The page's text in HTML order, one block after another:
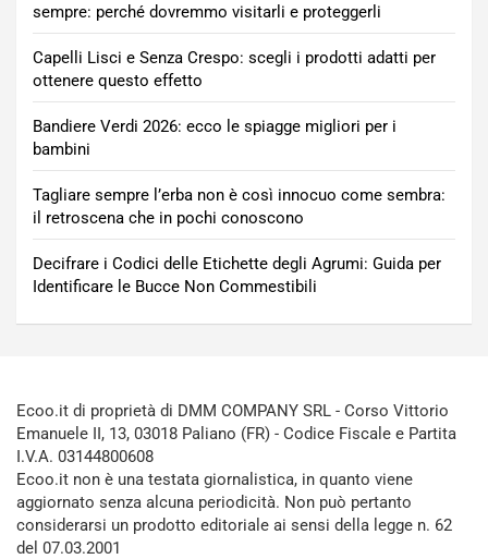
sempre: perché dovremmo visitarli e proteggerli
Capelli Lisci e Senza Crespo: scegli i prodotti adatti per
ottenere questo effetto
Bandiere Verdi 2026: ecco le spiagge migliori per i
bambini
Tagliare sempre l’erba non è così innocuo come sembra:
il retroscena che in pochi conoscono
Decifrare i Codici delle Etichette degli Agrumi: Guida per
Identificare le Bucce Non Commestibili
Ecoo.it di proprietà di DMM COMPANY SRL - Corso Vittorio
Emanuele II, 13, 03018 Paliano (FR) - Codice Fiscale e Partita
I.V.A. 03144800608
Ecoo.it non è una testata giornalistica, in quanto viene
aggiornato senza alcuna periodicità. Non può pertanto
considerarsi un prodotto editoriale ai sensi della legge n. 62
del 07.03.2001